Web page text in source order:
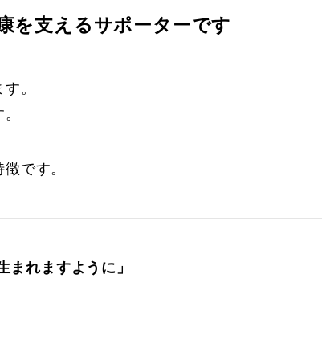
を支えるサポーターです
。
です。
まれますように」